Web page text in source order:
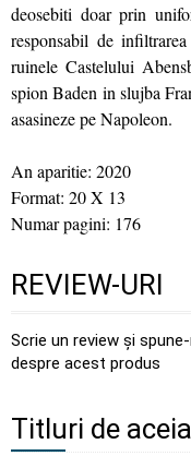
deosebiti doar prin
responsabil de
ruinele Castelului
spion Baden in slujba
asasineze pe Napoleon.
An aparitie: 2020
Format: 20 X 13
Numar pagini: 176
REVIEW-URI
Scrie un review și
despre acest produs
Titluri de